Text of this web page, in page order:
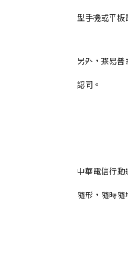
型手機或平板
另外，據易
認同。
中華電信行
隨形，隨時